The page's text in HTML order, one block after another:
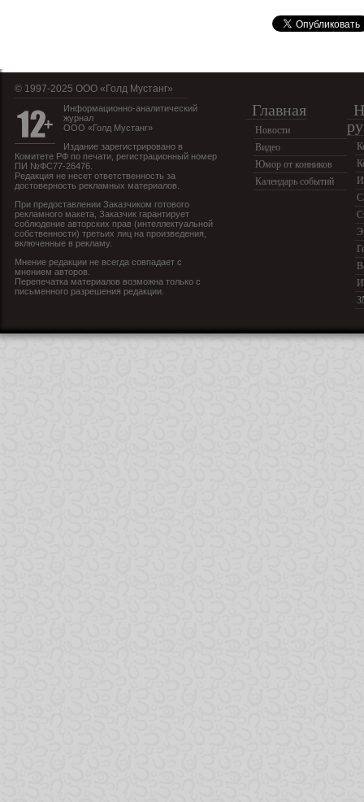
© 1997-2025 OOO «Голд Мустанг»
Информационно-аналитический
журнал
ООО «Голд Мустанг»
Издание зарегистрировано в
Комитете РФ по печати, регистрационный номер
ПИ №ФС77-26476.
Редакция не несет ответственность за
достоверность рекламных материалов.
При предоставлении Заказчиком готового
рекламного макета, Заказчик гарантирует
соблюдение авторских прав (интеллектуальной
собственности) третьих лиц на произведения,
включенные в рекламу.
Мнение редакции не всегда совпадает с
мнением авторов.
Перепечатка материалов возможна только с
письменного разрешения редакции.
Главная
Новости
Видео
Юмор от конников
Календарь событий